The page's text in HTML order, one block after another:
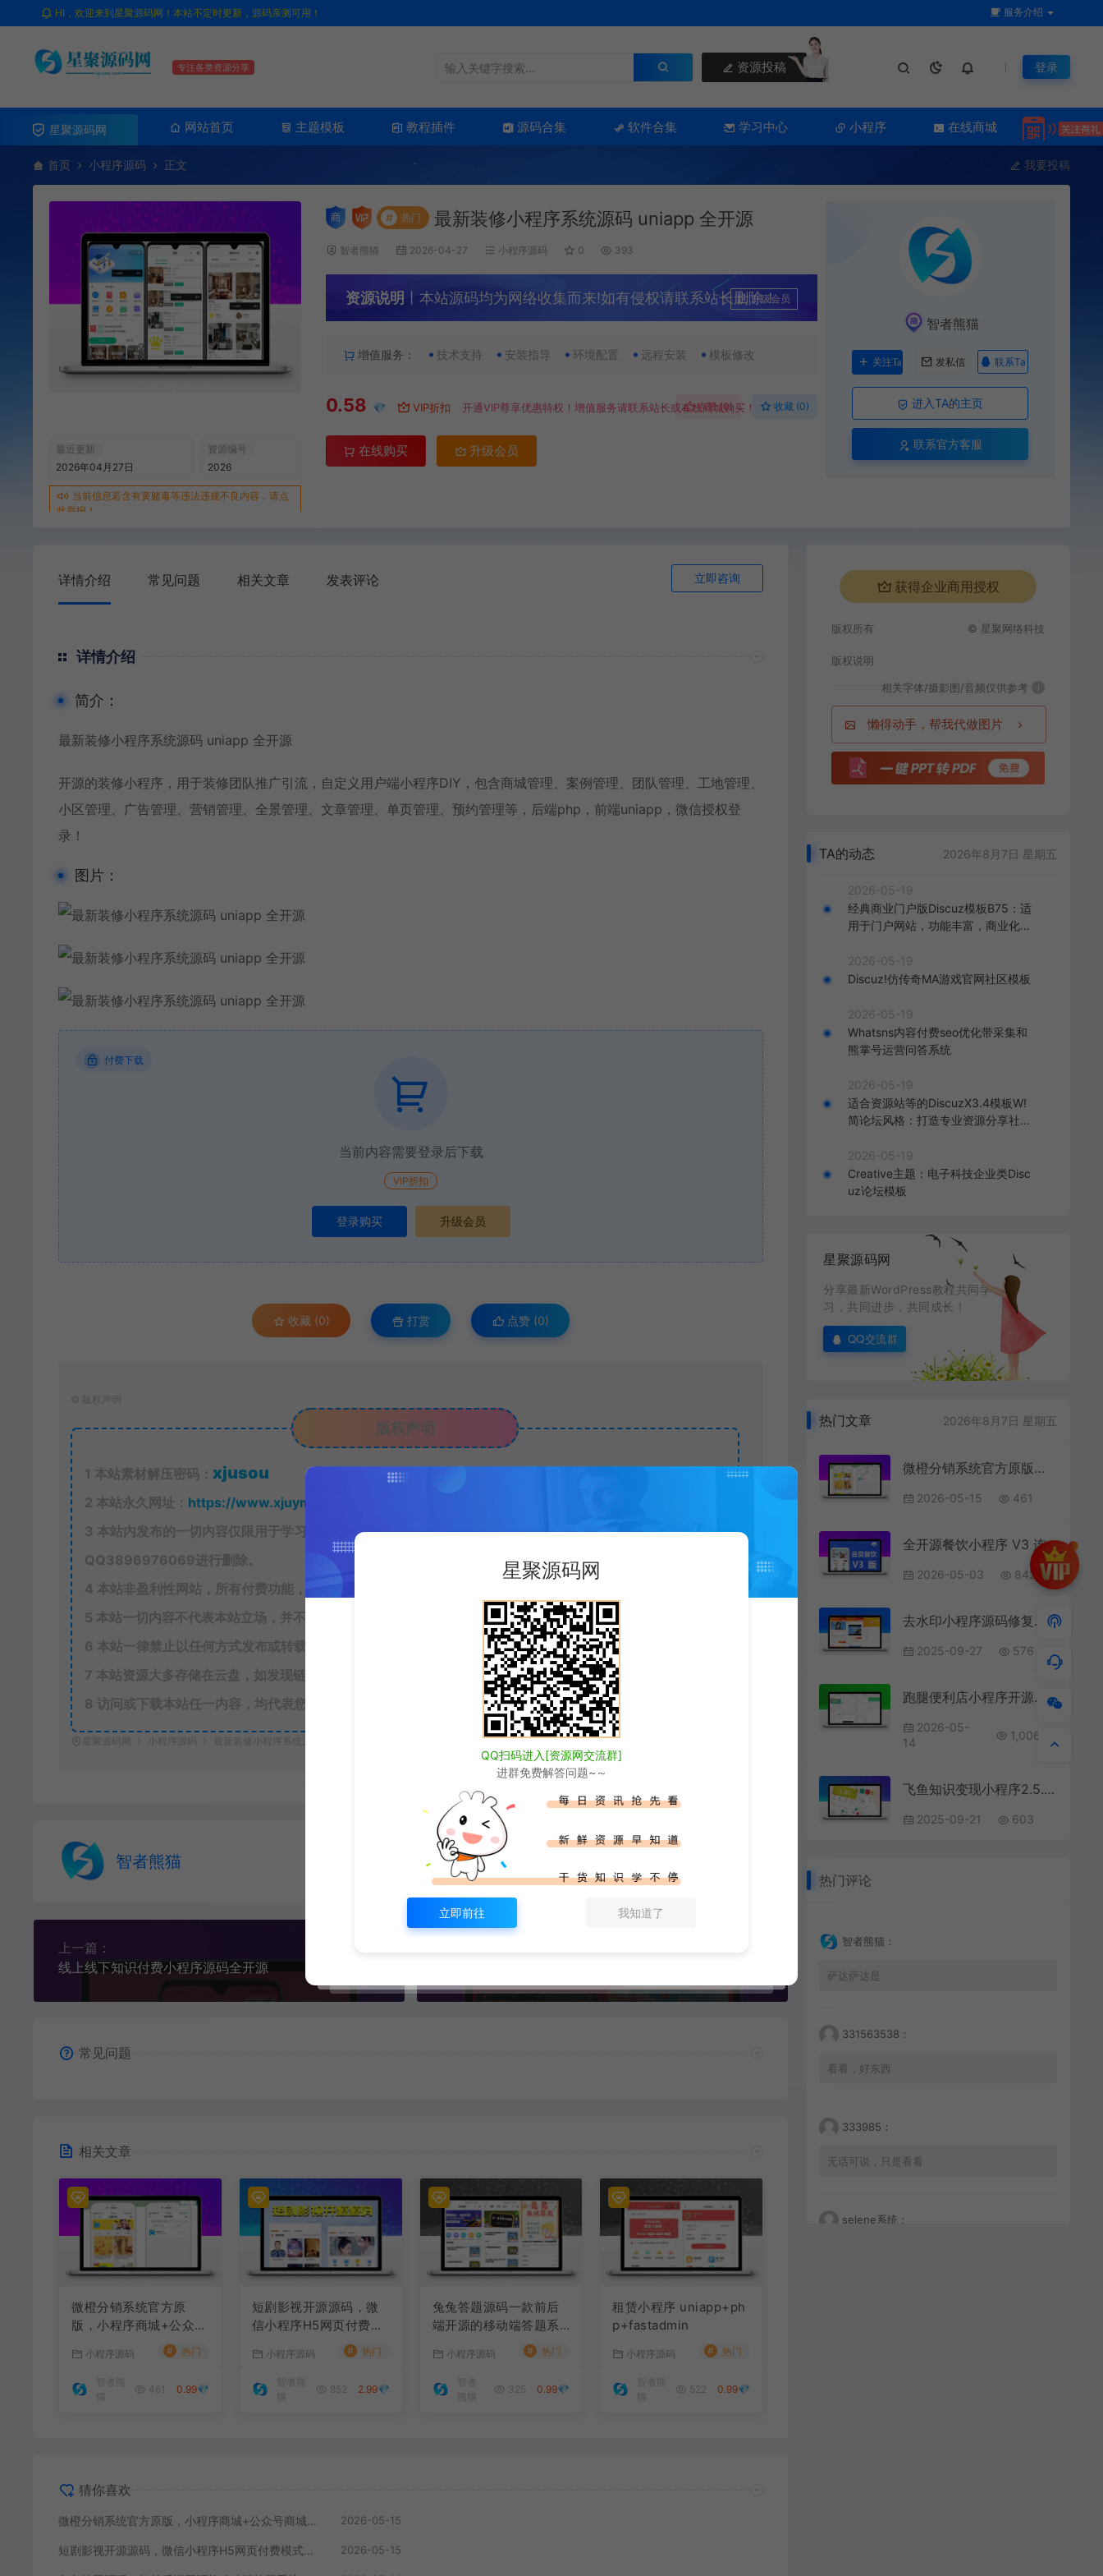
HI，欢迎来到星聚源码网！本站不定时更新，源码亲测可用！ 服务介绍
专注各类资源分享 资源投稿 登录
星聚源码网 网站首页 主题模板 教程插件 源码合集 软件合集 学习中心 小程序 在线商城
首页 小程序源码 正文 我要投稿
最近更新
2026年04月27日
资源编号
2026
当前信息若含有黄赌毒等违法违规不良内容，请点
此举报！
# 热门 最新装修小程序系统源码 uniapp 全开源
智者熊猫 2026-04-27 小程序源码 0 393
资源说明 丨本站源码均为网络收集而来!如有侵权请联系站长删除！
升级会员
增值服务： 技术支持 安装指导 环境配置 远程安装 模板修改
0.58 💎 VIP折扣 开通VIP尊享优惠特权！增值服务请联系站长或在线商城购买！
点赞 (0) 收藏 (0)
在线购买 升级会员
智者熊猫
关注Ta 发私信 联系Ta
进入TA的主页
联系官方客服
详情介绍 常见问题 相关文章 发表评论 立即咨询
详情介绍
简介：
最新装修小程序系统源码 uniapp 全开源
开源的装修小程序，用于装修团队推广引流，自定义用户端小程序DIY，包含商城管理、案例管理、团队管理、工地管理、
小区管理、广告管理、营销管理、全景管理、文章管理、单页管理、预约管理等，后端php，前端uniapp，微信授权登
录！
图片：
付费下载
当前内容需要登录后下载
VIP折扣
登录购买 升级会员
收藏 (0) 打赏 点赞 (0)
© 版权声明
版权声明
1 本站素材解压密码： xjusou
2 本站永久网址： https://www.xjuym.cn
3 本站内发布的一切内容仅限用于学习和研究，禁止用于商业或非法用途。如有侵权，请联系站长
QQ3896976069 进行删除。
4 本站非盈利性网站，所有付费功能，均为用户为本站捐赠打赏，本站不贩卖任何资源
5 本站一切内容不代表本站立场，并不代表本站赞同其观点和对其真实性负责。
6 本站一律禁止以任何方式发布或转载任何违法的相关信息，访客发现请向站长举报
7 本站资源大多存储在云盘，如发现链接失效，请联系我们我们会第一时间更新。
8 访问或下载本站任一内容，均代表您已同意上述条款。
星聚源码网 小程序源码 最新装修小程序系统源码 uniapp 全开源 https://www.xjuym.cn/2026.html
智者熊猫 生成海报
上一篇：
线上线下知识付费小程序源码全开源
常见问题
相关文章
微橙分销系统官方原
版，小程序商城+公众号
商城，全开源可任意二
开 小程序源码 # 热门
智者熊
猫
461 0.99💎
短剧影视开源源码，微
信小程序H5网页付费模
小程序源码 # 热门
智者熊
猫
852 2.99💎
兔兔答题源码一款前后
端开源的移动端答题系
小程序源码 # 热门
智者
熊猫
325 0.99💎
租赁小程序 uniapp+ph
p+fastadmin
小程序源码 # 热门
智者熊
猫
522 0.99💎
猜你喜欢
微橙分销系统官方原版，小程序商城+公众号商城，全开源可任意二开 2026-05-15
短剧影视开源源码，微信小程序H5网页付费模式会员系统 2026-05-15
获得企业商用授权
版权所有 © 星聚网络科技
版权说明
相关字体/摄影图/音频仅供参考 i
懒得动手，帮我代做图片
TA的动态 2026年8月7日 星期五
2026-05-19
经典商业门户版Discuz模板B75：适
用于门户网站，功能丰富，商业化呈
2026-05-19
Discuz!仿传奇MA游戏官网社区模板
2026-05-19
Whatsns内容付费seo优化带采集和
熊掌号运营问答系统
2026-05-19
适合资源站等的DiscuzX3.4模板W!
简论坛风格：打造专业资源分享社区
2026-05-19
Creative主题：电子科技企业类Disc
uz论坛模板
星聚源码网
分享最新WordPress教程共同学
习，共同进步，共同成长！
QQ交流群
热门文章 2026年8月7日 星期五
微橙分销系统官方原版，小程序商城+公众号商城，全开源可任意二开
2026-05-15 461
全开源餐饮小程序 V3 连锁版源码 VUE 开发 多端部署支持二次开发
2026-05-03 842
去水印小程序源码修复版-前端后端内置接口+第三方接口
2025-09-27 576
跑腿便利店小程序开源版源码
2026-05-
14
1,006
飞鱼知识变现小程序2.5.3源码 小程序功能模块
2025-09-21 603
热门评论
智者熊猫：
萨达萨达是
331563538：
看看，好东西
333985：
无话可说，只是看看
selene系统：
星聚源码网
QQ扫码进入[资源网交流群]
进群免费解答问题~～
立即前往 我知道了